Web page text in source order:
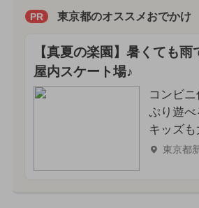
PR 東京都のオススメおでかけ
【真夏の楽園】暑くても雨
屋内スケート場♪
コンビ
ぷり遊
キッズも
東京都